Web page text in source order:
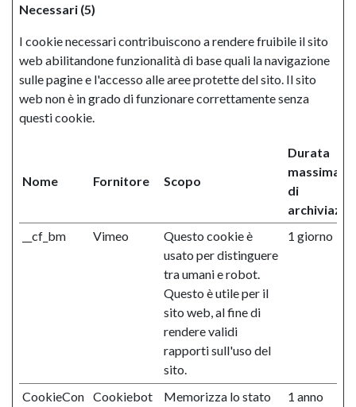
Necessari (5)
I cookie necessari contribuiscono a rendere fruibile il sito
web abilitandone funzionalità di base quali la navigazione
sulle pagine e l'accesso alle aree protette del sito. Il sito
web non è in grado di funzionare correttamente senza
questi cookie.
Nome Fornitore Scopo
Durata
massima
di
__cf_bm
Vimeo
Questo cookie è
usato per distinguere
tra umani e robot.
Questo è utile per il
sito web, al fine di
rendere validi
rapporti sull'uso del
sito.
1 giorno
CookieCon Cookiebot
Memorizza lo stato
1 anno